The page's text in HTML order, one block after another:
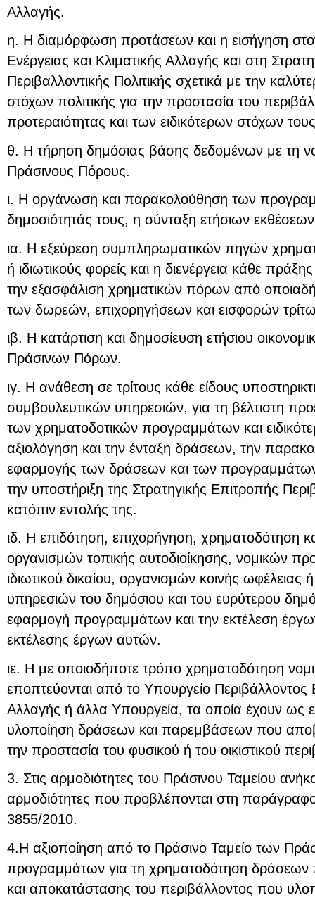
Αλλαγής.
η. Η διαμόρφωση προτάσεων και η εισήγηση
Ενέργειας και Κλιματικής Αλλαγής και στη
Περιβαλλοντικής Πολιτικής σχετικά με την
στόχων πολιτικής για την προστασία του
προτεραιότητας και των ειδικότερων στόχων
θ. Η τήρηση δημόσιας βάσης δεδομένων με τη
Πράσινους Πόρους.
ι. Η οργάνωση και παρακολούθηση των
δημοσιότητάς τους, η σύνταξη ετήσιων
ια. Η εξεύρεση συμπληρωματικών πηγών
ή ιδιωτικούς φορείς και η διενέργεια κάθε
την εξασφάλιση χρηματικών πόρων από
των δωρεών, επιχορηγήσεων και εισφορών
ιβ. Η κατάρτιση και δημοσίευση ετήσιου
Πράσινων Πόρων.
ιγ. Η ανάθεση σε τρίτους κάθε είδους
συμβουλευτικών υπηρεσιών, για τη βέλτιστη
των χρηματοδοτικών προγραμμάτων και
αξιολόγηση και την ένταξη δράσεων, την
εφαρμογής των δράσεων και των
την υποστήριξη της Στρατηγικής Επιτροπής
κατόπιν εντολής της.
ιδ. Η επιδότηση, επιχορήγηση, χρηματοδότηση
οργανισμών τοπικής αυτοδιοίκησης, νομικών
ιδιωτικού δικαίου, οργανισμών κοινής
υπηρεσιών του δημόσιου και του ευρύτερου
εφαρμογή προγραμμάτων και την εκτέλεση
εκτέλεσης έργων αυτών.
ιε. Η με οποιοδήποτε τρόπο χρηματοδότηση
εποπτεύονται από το Υπουργείο Περιβάλλοντος
Αλλαγής ή άλλα Υπουργεία, τα οποία έχουν ως
υλοποίηση δράσεων και παρεμβάσεων που
την προστασία του φυσικού ή του οικιστικού
3. Στις αρμοδιότητες του Πράσινου Ταμείου
αρμοδιότητες που προβλέπονται στη
3855/2010.
4.Η αξιοποίηση από το Πράσινο Ταμείο των
προγραμμάτων για τη χρηματοδότηση δράσεων
και αποκατάστασης του περιβάλλοντος που